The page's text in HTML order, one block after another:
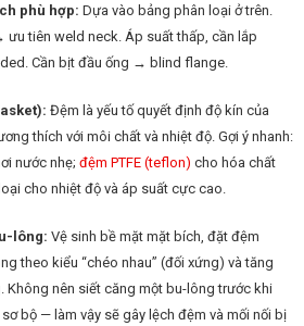
phù hợp: Dựa vào bảng phân loại ở trên.
tiên weld neck. Áp suất thấp, cần lắp
Cần bịt đầu ống → blind flange.
Đệm là yếu tố quyết định độ kín của
thích với môi chất và nhiệt độ. Gợi ý nhanh:
nước nhẹ; đệm PTFE (teflon) cho hóa chất
cho nhiệt độ và áp suất cực cao.
lông: Vệ sinh bề mặt mặt bích, đặt đệm
theo kiểu “chéo nhau” (đối xứng) và tăng
Không nên siết căng một bu-lông trước khi
bộ — làm vậy sẽ gây lệch đệm và mối nối bị